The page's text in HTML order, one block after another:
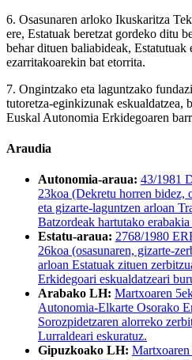
6. Osasunaren arloko Ikuskaritza
ere, Estatuak beretzat gordeko ditu
behar dituen baliabideak,
ezarritakoarekin bat etorrita.
7. Ongintzako eta laguntzako
tutoretza-eginkizunak eskualdatzea,
Euskal Autonomia Erkidegoaren
Araudia
Autonomia-araua: 43/1981
23koa (Dekretu horren bidez,
eta gizarte-laguntzen arloan
Batzordeak hartutako
Estatu-araua: 2768/1980
26koa (osasunaren, gizarte-
arloan Estatuak zituen
Erkidegoari eskualdatzeari
Arabako LH: Martxoaren
Autonomia-Elkarte Osorako
Sorozpidetzaren alorreko
Lurraldeari eskuratuz.
Gipuzkoako LH: